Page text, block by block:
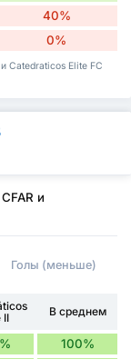
40%
0%
Catedraticos Elite FC
и
Голы (меньше)
II
В среднем
100%